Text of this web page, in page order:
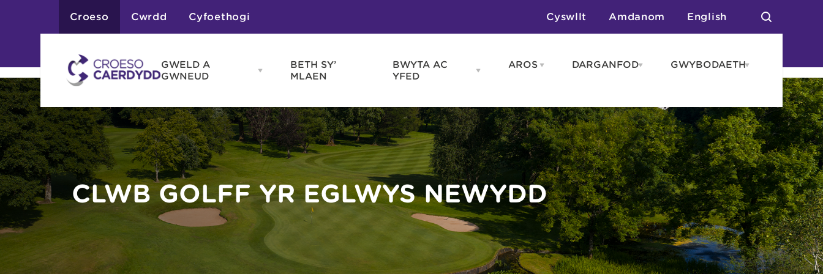
Croeso Cwrdd Cyfoethogi Cyswllt Amdanom English
GWELD A
GWNEUD
Open
GWNEUD
menu
Atyniadau
Gweithgareddau
Adloniant
Chwaraeon
Siopa
Teithiau a Golygfeydd
BETH SY’
MLAEN
BWYTA AC
YFED
Open
YFED
menu
Blas ar Gymru
Bwytai
Tafarndai a Bariau
Caffis a Delis
AROS Open
Gwestai
Hunan Arlwyo
Carafanau a Gwersylla
Rhagor o Leoedd
DARGANFODOpen
GWYBODAETHOpen
CLWB GOLFF YR EGLWYS NEWYDD